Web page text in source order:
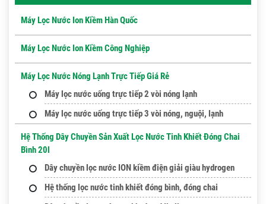
Máy Lọc Nước Ion Kiềm Hàn Quốc
Máy Lọc Nước Ion Kiềm Công Nghiệp
Máy Lọc Nước Nóng Lạnh Trực Tiếp Giá Rẻ
Máy lọc nước uống trực tiếp 2 vòi nóng lạnh
Máy lọc nước uống trực tiếp 3 vòi nóng, nguội, lạnh
Hệ Thống Dây Chuyền Sản Xuất Lọc Nước Tinh Khiết Đóng Chai
Bình 20l
Dây chuyền lọc nước ION kiềm điện giải giàu hydrogen
Hệ thống lọc nước tinh khiết đóng bình, đóng chai